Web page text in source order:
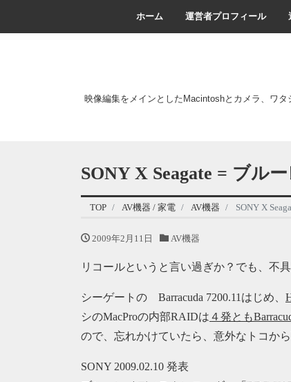
ホーム 運営者プロフィール
映像編集をメインとしたMacintoshとカメラ、ワ
SONY X Seagate = ブル
TOP AV機器 / 家電 AV機器 SONY X
2009年2月11日 AV機器
リコールというと言い過ぎか？でも、不
シーゲートの Barracuda 7200.11はじめ、
シのMacProの内部RAIDは ４発とも
ので、忘れかけていたら、意外なトコか
SONY 2009.02.10 発表